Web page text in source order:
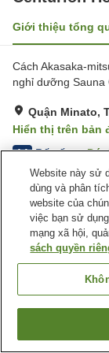
Giới thiệu tổng
Cách Akasaka-
nghỉ dưỡng Sauna
Quận Minato,
Hiển thị trên bản
4.1 Rất tốt
Tiện nghi chỗ
Xông hơi
Giặt ủi có phí
Nhật
Centurion Hotel
Website này sử
dùng và phân
website của
việc bạn sử
mạng xã hội,
sách quyền